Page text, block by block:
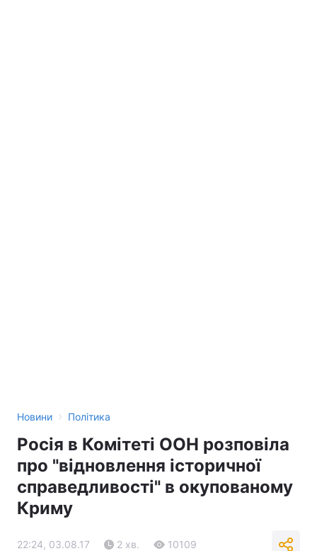
Новини › Політика
Росія в Комітеті ООН розповіла
про "відновлення історичної
справедливості" в окупованому
Криму
22:24, 03.08.17 2 хв. 10109